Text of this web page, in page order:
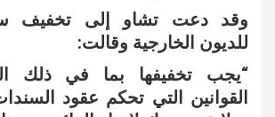
وقد دعت تشاو إلى تخفيف
للديون الخارجية وقالت:
“يجب تخفيفها بما في ذلك
القوانين التي تحكم عقود